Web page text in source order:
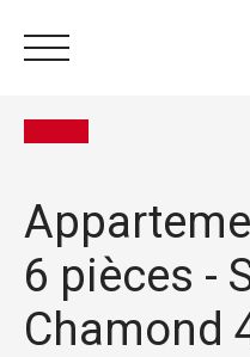
Acheter Vendre
6 pièces -
Chamond